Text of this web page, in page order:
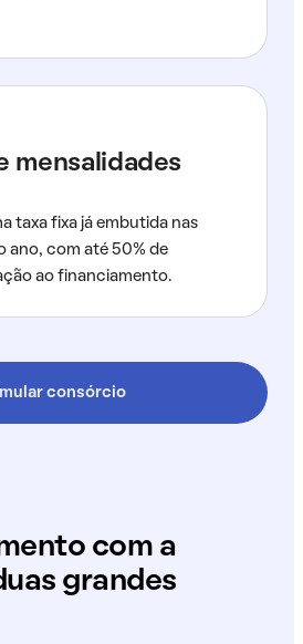
mensalidades
taxa fixa já embutida nas
ano, com até 50% de
ao financiamento.
consórcio
com a
grandes